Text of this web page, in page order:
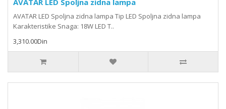
AVATAR LED Spoljna zidna lampa
AVATAR LED Spoljna zidna lampa Tip LED Spoljna zidna lampa
Karakteristike Snaga: 18W LED T..
3,310.00Din